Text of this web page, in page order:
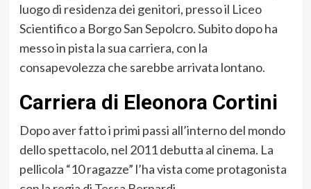
luogo di residenza dei genitori, presso il Liceo
Scientifico a Borgo San Sepolcro. Subito dopo ha
messo in pista la sua carriera, con la
consapevolezza che sarebbe arrivata lontano.
Carriera di Eleonora Cortini
Dopo aver fatto i primi passi all’interno del mondo
dello spettacolo, nel 2011 debutta al cinema. La
pellicola “10 ragazze” l’ha vista come protagonista